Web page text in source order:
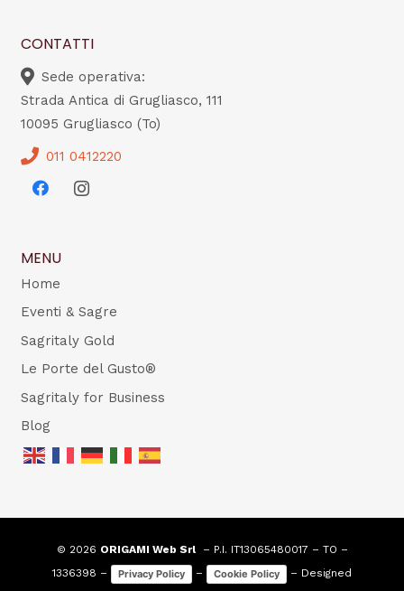
CONTATTI
Sede operativa:
Strada Antica di Grugliasco, 111
10095 Grugliasco (To)
011 0412220
MENU
Home
Eventi & Sagre
Sagritaly Gold
Le Porte del Gusto®
Sagritaly for Business
Blog
© 2026 ORIGAMI Web Srl– P.I. IT13065480017 – TO –
1336398 –
Privacy Policy – Cookie Policy
– Designed